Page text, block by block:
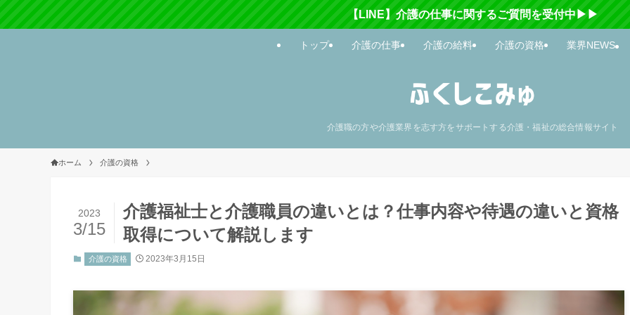
【LINE】介護の仕事に関するご質問を受付中▶▶
介護職の方や介護業界を志す方をサポートする介護・福祉の総合情報サイト
トップ 介護の仕事 介護の給料 介護の資格 業界NEWS
ホーム 介護の資格
介護福祉士と介護職員の違いとは？仕事内容や待遇の違いと資格
取得について解説します
2023
3/15
介護の資格 2023年3月15日